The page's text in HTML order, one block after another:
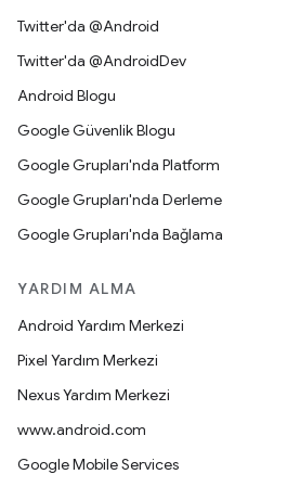
Twitter'da @Android
Twitter'da @AndroidDev
Android Blogu
Google Güvenlik Blogu
Google Grupları'nda Platform
Google Grupları'nda Derleme
Google Grupları'nda Bağlama
YARDIM ALMA
Android Yardım Merkezi
Pixel Yardım Merkezi
Nexus Yardım Merkezi
www.android.com
Google Mobile Services